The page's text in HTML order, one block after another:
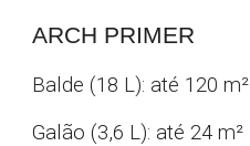
ARCH PRIMER
Balde (18 L): até 120 m²
Galão (3,6 L): até 24m²